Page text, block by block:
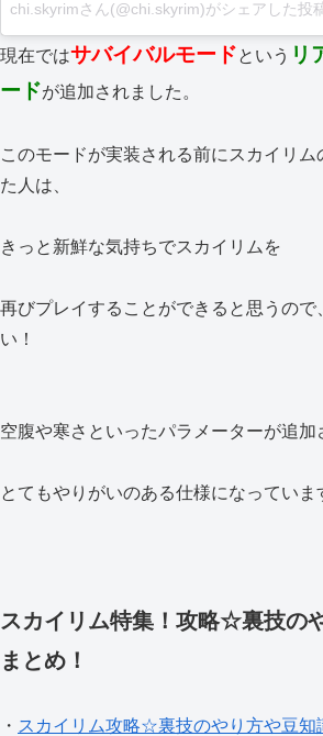
chi.skyrimさん(@chi.skyrim)がシェアした投
現在ではサバイバルモードという リ
ードが追加されました。
このモードが実装される前にスカイリム
た人は、
きっと新鮮な気持ちでスカイリムを
再びプレイすることができると思うので
い！
空腹や寒さといったパラメーターが追加
とてもやりがいのある仕様になっていま
スカイリム特集！攻略☆裏技の
まとめ！
・ スカイリム攻略☆裏技のやり方や豆知